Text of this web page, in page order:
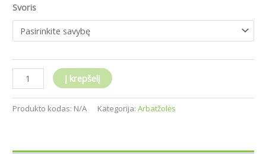
Svoris
Į krepšelį
Produkto kodas: N/A Kategorija: Arbatžolės